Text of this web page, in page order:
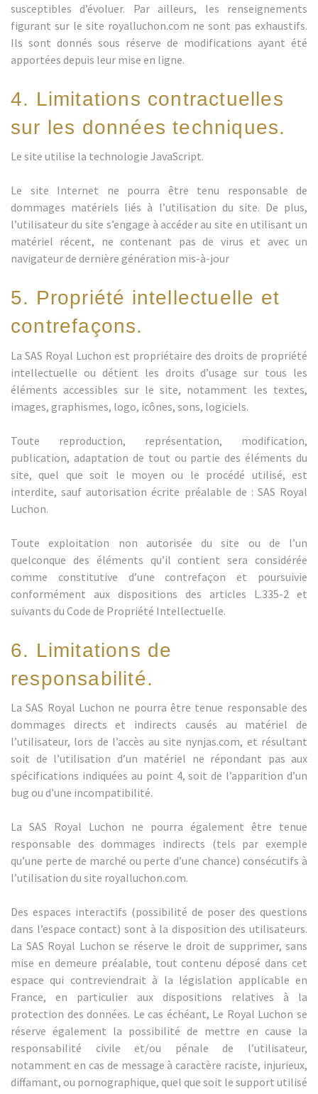
susceptibles d’évoluer. Par ailleurs, les renseignements
figurant sur le site royalluchon.com ne sont pas exhaustifs.
Ils sont donnés sous réserve de modifications ayant été
apportées depuis leur mise en ligne.
4. Limitations contractuelles
sur les données techniques.
Le site utilise la technologie JavaScript.
Le site Internet ne pourra être tenu responsable de
dommages matériels liés à l’utilisation du site. De plus,
l’utilisateur du site s’engage à accéder au site en utilisant un
matériel récent, ne contenant pas de virus et avec un
navigateur de dernière génération mis-à-jour
5. Propriété intellectuelle et
contrefaçons.
La SAS Royal Luchon est propriétaire des droits de propriété
intellectuelle ou détient les droits d’usage sur tous les
éléments accessibles sur le site, notamment les textes,
images, graphismes, logo, icônes, sons, logiciels.
Toute reproduction, représentation, modification,
publication, adaptation de tout ou partie des éléments du
site, quel que soit le moyen ou le procédé utilisé, est
interdite, sauf autorisation écrite préalable de : SAS Royal
Luchon.
Toute exploitation non autorisée du site ou de l’un
quelconque des éléments qu’il contient sera considérée
comme constitutive d’une contrefaçon et poursuivie
conformément aux dispositions des articles L.335-2 et
suivants du Code de Propriété Intellectuelle.
6. Limitations de
responsabilité.
La SAS Royal Luchon ne pourra être tenue responsable des
dommages directs et indirects causés au matériel de
l’utilisateur, lors de l’accès au site nynjas.com, et résultant
soit de l’utilisation d’un matériel ne répondant pas aux
spécifications indiquées au point 4, soit de l’apparition d’un
bug ou d’une incompatibilité.
La SAS Royal Luchon ne pourra également être tenue
responsable des dommages indirects (tels par exemple
qu’une perte de marché ou perte d’une chance) consécutifs à
l’utilisation du site royalluchon.com.
Des espaces interactifs (possibilité de poser des questions
dans l’espace contact) sont à la disposition des utilisateurs.
La SAS Royal Luchon se réserve le droit de supprimer, sans
mise en demeure préalable, tout contenu déposé dans cet
espace qui contreviendrait à la législation applicable en
France, en particulier aux dispositions relatives à la
protection des données. Le cas échéant, Le Royal Luchon se
réserve également la possibilité de mettre en cause la
responsabilité civile et/ou pénale de l’utilisateur,
notamment en cas de message à caractère raciste, injurieux,
diffamant, ou pornographique, quel que soit le support utilisé